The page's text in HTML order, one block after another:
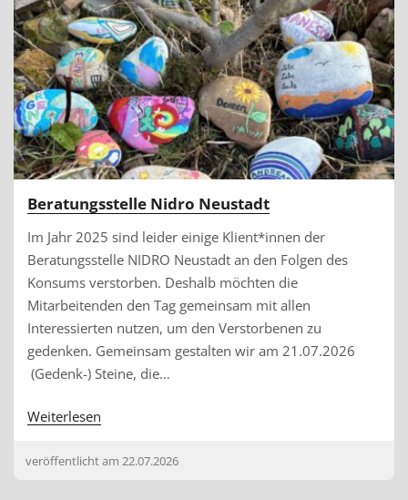
Beratungsstelle Nidro Neustadt
Im Jahr 2025 sind leider einige Klient*innen der
Beratungsstelle NIDRO Neustadt an den Folgen des
Konsums verstorben. Deshalb möchten die
Mitarbeitenden den Tag gemeinsam mit allen
Interessierten nutzen, um den Verstorbenen zu
gedenken. Gemeinsam gestalten wir am 21.07.2026
(Gedenk-) Steine, die…
Weiterlesen
veröffentlicht am 22.07.2026